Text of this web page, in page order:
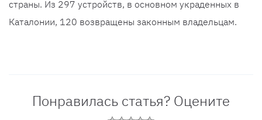
страны. Из 297 устройств, в основном украденных в
Каталонии, 120 возвращены законным владельцам.
Понравилась статья? Оцените